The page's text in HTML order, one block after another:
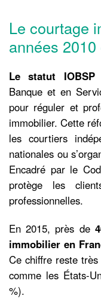
Le courtage
années
Le statut IOBSP
Banque et en
pour réguler et
immobilier. Cette
les courtiers
nationales ou
Encadré par le
protège les
professionnelles.
En 2015, près de
immobilier en
Ce chiffre reste
comme les États-
%).